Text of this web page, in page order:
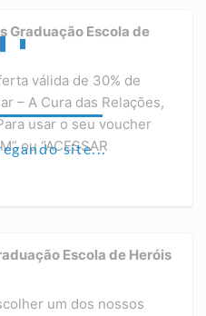
site...
Graduação Escola de
válida de 30% de
– A Cura das Relações,
usar o seu voucher
ou “ACESSAR
Escola de Heróis
um dos nossos